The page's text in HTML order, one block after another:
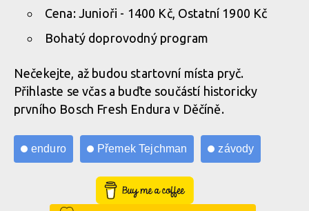
Cena: Junioři - 1400 Kč, Ostatní 1900 Kč
Bohatý doprovodný program
Nečekejte, až budou startovní místa pryč.
Přihlaste se včas a buďte součástí historicky
prvního Bosch Fresh Endura v Děčíně.
enduro Přemek Tejchman závody
Buy Me a Coffee